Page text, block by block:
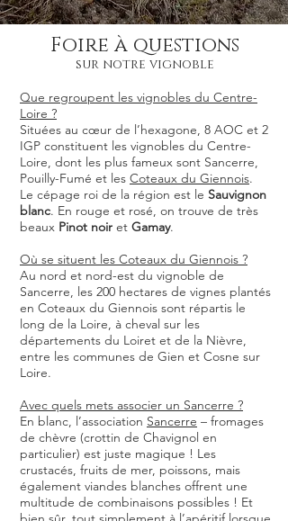
Foire à questions
sur notre vignoble
Que regroupent les vignobles du Centre-
Loire ?
Situées au cœur de l’hexagone, 8 AOC et 2
IGP constituent les vignobles du Centre-
Loire, dont les plus fameux sont Sancerre,
Pouilly-Fumé et les Coteaux du Giennois.
Le cépage roi de la région est le Sauvignon
blanc. En rouge et rosé, on trouve de très
beaux Pinot noir et Gamay.
Où se situent les Coteaux du Giennois ?
Au nord et nord-est du vignoble de
Sancerre, les 200 hectares de vignes plantés
en Coteaux du Giennois sont répartis le
long de la Loire, à cheval sur les
départements du Loiret et de la Nièvre,
entre les communes de Gien et Cosne sur
Loire.
Avec quels mets associer un Sancerre ?
En blanc, l’association Sancerre – fromages
de chèvre (crottin de Chavignol en
particulier) est juste magique ! Les
crustacés, fruits de mer, poissons, mais
également viandes blanches offrent une
multitude de combinaisons possibles ! Et